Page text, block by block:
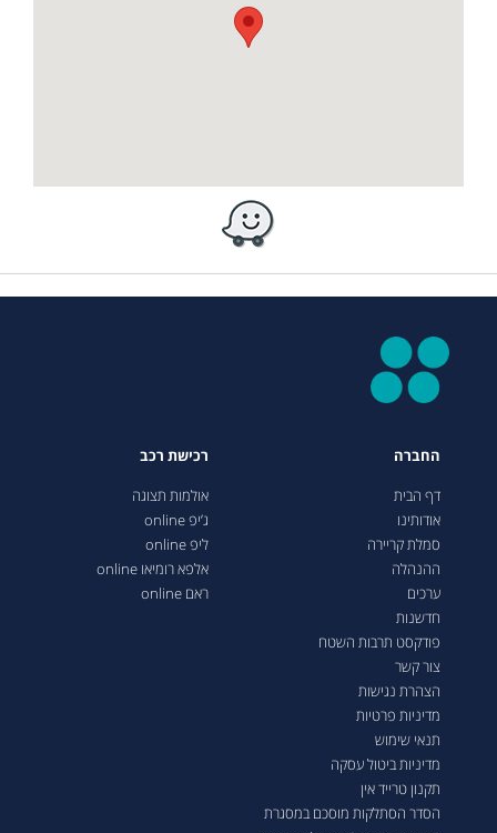
החברה
דף הבית
אודותינו
סמלת קריירה
ההנהלה
ערכים
חדשנות
פודקסט תרבות השטח
צור קשר
הצהרת נגישות
מדיניות פרטיות
תנאי שימוש
מדיניות ביטול עסקה
תקנון טרייד אין
הסדר הסתלקות מוסכם במסגרת
רכישת רכב
אולמות תצוגה
ג’יפ online
ליפ online
אלפא רומיאו online
ראם online